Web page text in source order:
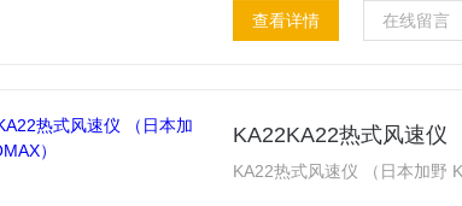
查看详情 在线留言
KA22KA22热式风速仪